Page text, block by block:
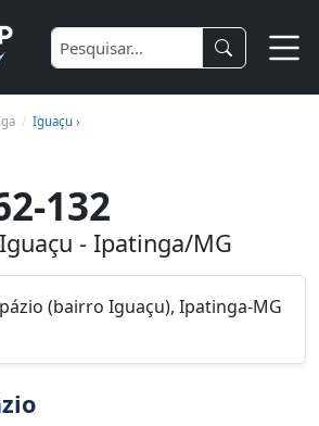
Iguaçu ›
132
- Ipatinga/MG
(bairro Iguaçu), Ipatinga-MG